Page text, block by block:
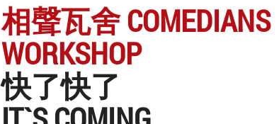
相聲瓦舍 COMEDIANS
WORKSHOP
快了快了